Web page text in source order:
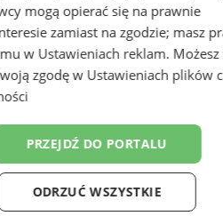
na szczyty świata –
Ziemi
mogą opierać się na prawnie
zamiast na zgodzie; masz
w Ustawieniach reklam.
zgodę w Ustawieniach plików
PRZEJDŹ DO PORTALU
ODRZUĆ WSZYSTKIE